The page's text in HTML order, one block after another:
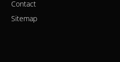
Contact
Sitemap